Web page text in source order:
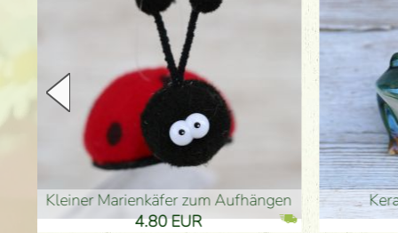
Keramikfrosch 12cm
33.90 EUR